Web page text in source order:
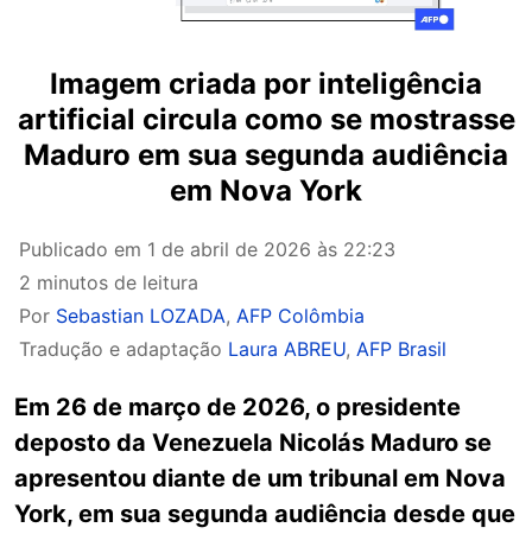
Imagem criada por inteligência
artificial circula como se mostrasse
Maduro em sua segunda audiência
em Nova York
Publicado em 1 de abril de 2026 às 22:23
2 minutos de leitura
Por Sebastian LOZADA, AFP Colômbia
Tradução e adaptação Laura ABREU, AFP Brasil
Em 26 de março de 2026, o presidente
deposto da Venezuela Nicolás Maduro se
apresentou diante de um tribunal em Nova
York, em sua segunda audiência desde que